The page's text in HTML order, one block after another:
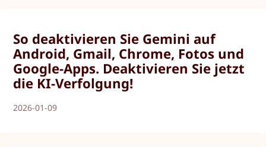
So deaktivieren Sie Gemini auf
Android, Gmail, Chrome, Fotos und
Google-Apps. Deaktivieren Sie jetzt
die KI-Verfolgung!
2026-01-09